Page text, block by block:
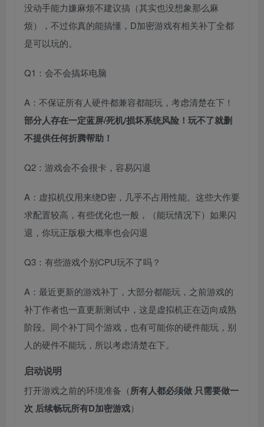
没动手能力嫌麻烦不建议搞（其实也没想象那么麻
烦），不过你真的能搞懂，D加密游戏有相关补丁全都
是可以玩的。
Q1：会不会搞坏电脑
A：不保证所有人硬件都兼容都能玩，考虑清楚在下！
部分人存在一定蓝屏/死机/损坏系统风险！玩不了就删
不提供任何折腾帮助！
Q2：游戏会不会很卡，容易闪退
A：虚拟机仅用来绕D密，几乎不占用性能。这些大作要
求配置较高，有些优化也一般，（能玩情况下）如果闪
退，你玩正版极大概率也会闪退
Q3：有些游戏个别CPU玩不了吗？
A：最近更新的游戏补丁，大部分都能玩，之前游戏的
补丁作者也一直更新测试中，这是虚拟机正在迈向成熟
阶段。同个补丁同个游戏，也有可能你的硬件能玩，别
人的硬件不能玩，所以考虑清楚在下。
启动说明
打开游戏之前的环境准备（所有人都必须做 只需要做一
次 后续畅玩所有D加密游戏）